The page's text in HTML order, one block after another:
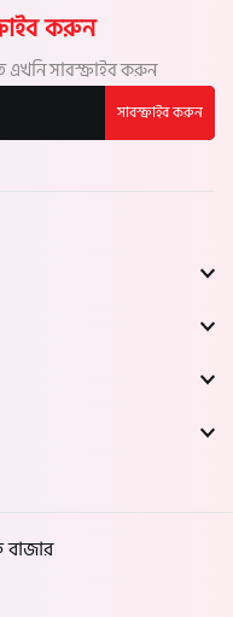
করুন
সাবস্ক্রাইব করুন
সাবস্ক্রাইব করুন